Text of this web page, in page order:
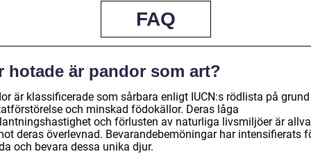
FAQ
hotade är pandor som art?
är klassificerade som sårbara enligt IUCN:s rödlista på
och minskad födokällor. Deras låga
och förlusten av naturliga livsmiljöer är
deras överlevnad. Bevarandebemöningar har intensifierats
och bevara dessa unika djur.